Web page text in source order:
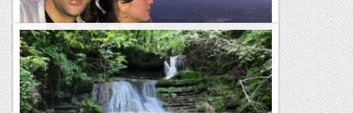
Bellmunt
Rutes Salvatges
Bellmunt